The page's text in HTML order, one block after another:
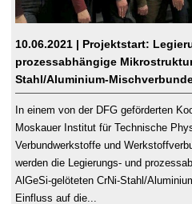
10.06.2021 | Projektstart:
prozessabhängige
Stahl/Aluminium-
In einem von der DFG geförderten
Moskauer Institut für Technische
Verbundwerkstoffe und
werden die Legierungs- und
AlGeSi-gelöteten CrNi-Stahl/
Einfluss auf die...